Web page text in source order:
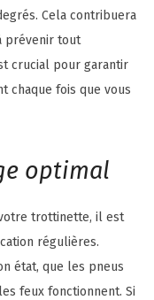
Cela contribuera
prévenir tout
crucial pour garantir
chaque fois que vous
optimal
trottinette, il est
régulières.
état, que les pneus
feux fonctionnent. Si